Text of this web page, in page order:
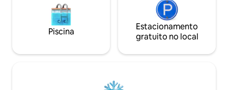
Piscina
Estacionamento
gratuito no local